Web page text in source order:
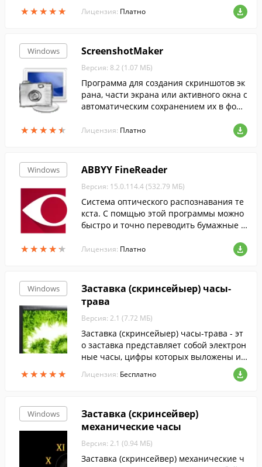
★★★★★
★★★★★ Лицензия: Платно
Windows
★★★★★
★★★★★
ScreenshotMaker
Версия: 8.2 (1.07 МБ)
Программа для создания скриншотов эк
рана, части экрана или активного окна с
автоматическим сохранением их в форм
ю пользователем директорию.
Лицензия: Платно
Windows
★★★★★
★★★★★
ABBYY FineReader
Версия: 15.0.114.4 (532.79 МБ)
Cистема оптического распознавания те
кста. С помщью этой программы можно
быстро и точно переводить бумажные д
рафии документов в редактируемый фо
Лицензия: Платно
Windows
★★★★★
★★★★★
Заставка (скринсейыер) часы-
трава
Версия: 2.1 (7.72 МБ)
Заставка (скринсейыер) часы-трава - эт
о заставка представляет собой электрон
ные часы, цифры которых выложены из
Лицензия: Бесплатно
Windows
Заставка (скринсейвер)
механические часы
Версия: 2.1 (0.94 МБ)
Заставка (скринсейвер) механические ч